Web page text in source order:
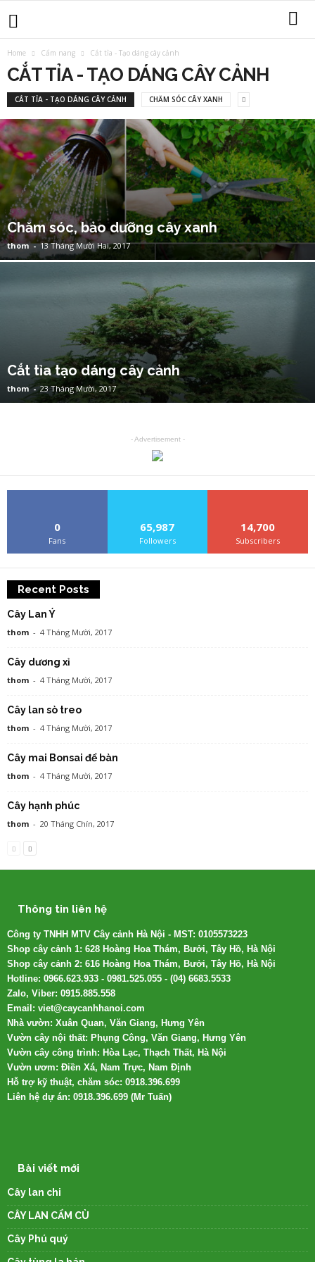
Home Cẩm nang Cắt tỉa - Tạo dáng cây cảnh
CẮT TỈA - TẠO DÁNG CÂY CẢNH
CẮT TỈA - TẠO DÁNG CÂY CẢNH CHĂM SÓC CÂY XANH
Chăm sóc, bảo dưỡng cây xanh
thom - 13 Tháng Mười Hai, 2017
Cắt tỉa tạo dáng cây cảnh
thom - 23 Tháng Mười, 2017
- Advertisement -
0
Fans
65,987
Followers
14,700
Subscribers
Recent Posts
Cây Lan Ý
thom - 4 Tháng Mười, 2017
Cây dương xỉ
thom - 4 Tháng Mười, 2017
Cây lan sò treo
thom - 4 Tháng Mười, 2017
Cây mai Bonsai để bàn
thom - 4 Tháng Mười, 2017
Cây hạnh phúc
thom - 20 Tháng Chín, 2017
Thông tin liên hệ
Công ty TNHH MTV Cây cảnh Hà Nội - MST: 0105573223
Shop cây cảnh 1: 628 Hoàng Hoa Thám, Bưởi, Tây Hồ, Hà Nội
Shop cây cảnh 2: 616 Hoàng Hoa Thám, Bưởi, Tây Hồ, Hà Nội
Hotline: 0966.623.933 - 0981.525.055 - (04) 6683.5533
Zalo, Viber: 0915.885.558
Email: viet@caycanhhanoi.com
Nhà vườn: Xuân Quan, Văn Giang, Hưng Yên
Vườn cây nội thất: Phụng Công, Văn Giang, Hưng Yên
Vườn cây công trình: Hòa Lạc, Thạch Thất, Hà Nội
Vườn ươm: Điền Xá, Nam Trực, Nam Định
Hỗ trợ kỹ thuật, chăm sóc: 0918.396.699
Liên hệ dự án: 0918.396.699 (Mr Tuấn)
Bài viết mới
Cây lan chi
CÂY LAN CẨM CÙ
Cây Phú quý